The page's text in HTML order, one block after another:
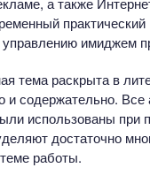
практический
имиджем
тема раскрыта в
и содержательно.
использованы при
достаточно
работы.